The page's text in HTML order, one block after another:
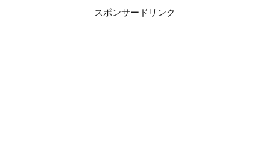
スポンサードリンク